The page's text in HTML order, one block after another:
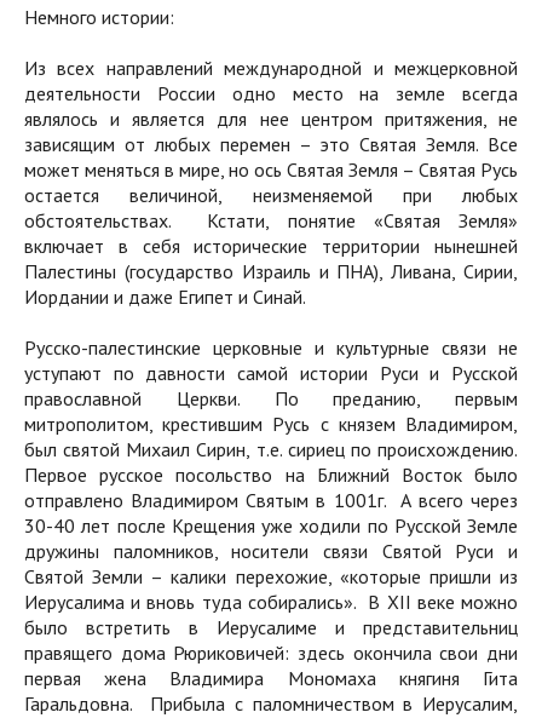
Немного истории:
Из всех направлений международной и межцерковной
деятельности России одно место на земле всегда
являлось и является для нее центром притяжения, не
зависящим от любых перемен – это Святая Земля. Все
может меняться в мире, но ось Святая Земля – Святая Русь
остается величиной, неизменяемой при любых
обстоятельствах. Кстати, понятие «Святая Земля»
включает в себя исторические территории нынешней
Палестины (государство Израиль и ПНА), Ливана, Сирии,
Иордании и даже Египет и Синай.
Русско-палестинские церковные и культурные связи не
уступают по давности самой истории Руси и Русской
православной Церкви. По преданию, первым
митрополитом, крестившим Русь с князем Владимиром,
был святой Михаил Сирин, т.е. сириец по происхождению.
Первое русское посольство на Ближний Восток было
отправлено Владимиром Святым в 1001г. А всего через
30-40 лет после Крещения уже ходили по Русской Земле
дружины паломников, носители связи Святой Руси и
Святой Земли – калики перехожие, «которые пришли из
Иерусалима и вновь туда собирались». В XII веке можно
было встретить в Иерусалиме и представительниц
правящего дома Рюриковичей: здесь окончила свои дни
первая жена Владимира Мономаха княгиня Гита
Гаральдовна. Прибыла с паломничеством в Иерусалим,